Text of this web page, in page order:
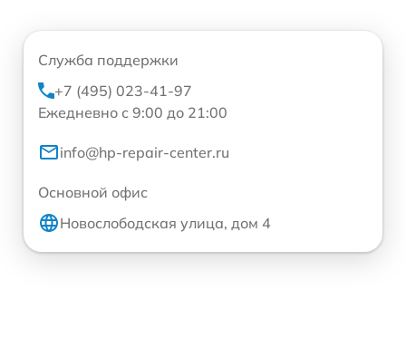
Служба поддержки
+7 (495) 023-41-97
Ежедневно с 9:00 до 21:00
info@hp-repair-center.ru
Основной офис
Новослободская улица, дом 4